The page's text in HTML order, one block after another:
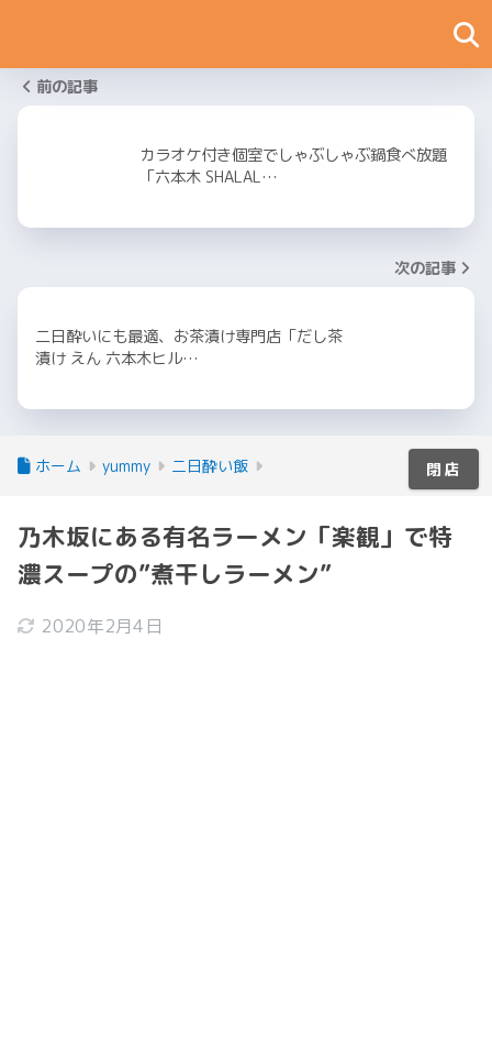
前の記事
カラオケ付き個室でしゃぶしゃぶ鍋食べ放題
「六本木 SHALAL…
次の記事
二日酔いにも最適、お茶漬け専門店「だし茶
漬け えん 六本木ヒル…
ホーム yummy 二日酔い飯
乃木坂にある有名ラーメン「楽観」で特
濃スープの”煮干しラーメン”
2020年2月4日